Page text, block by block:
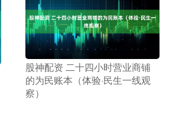
​股神配资 二十四小时营业商铺
的为民账本（体验·民生一线观
察）